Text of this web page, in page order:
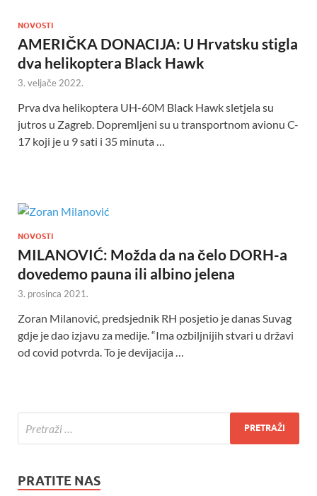
NOVOSTI
AMERIČKA DONACIJA: U Hrvatsku stigla
dva helikoptera Black Hawk
3. veljače 2022.
Prva dva helikoptera UH-60M Black Hawk sletjela su
jutros u Zagreb. Dopremljeni su u transportnom avionu C-
17 koji je u 9 sati i 35 minuta …
NOVOSTI
MILANOVIĆ: Možda da na čelo DORH-a
dovedemo pauna ili albino jelena
3. prosinca 2021.
Zoran Milanović, predsjednik RH posjetio je danas Suvag
gdje je dao izjavu za medije. “Ima ozbiljnijih stvari u državi
od covid potvrda. To je devijacija …
PRATITE NAS